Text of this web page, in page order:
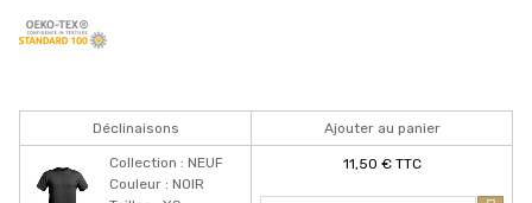
Déclinaisons Ajouter au panier
Collection : NEUF
Couleur : NOIR
11,50 € TTC